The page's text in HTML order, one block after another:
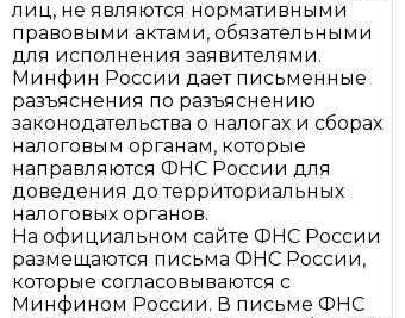
лиц, не являются нормативными
правовыми актами, обязательными
для исполнения заявителями.
Минфин России дает письменные
разъяснения по разъяснению
законодательства о налогах и сборах
налоговым органам, которые
направляются ФНС России для
доведения до территориальных
налоговых органов.
На официальном сайте ФНС России
размещаются письма ФНС России,
которые согласовываются с
Минфином России. В письме ФНС